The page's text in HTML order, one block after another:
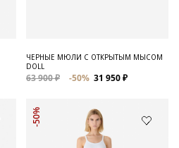
Распродажа
Для нее
ЧЕРНЫЕ МЮЛИ С ОТКРЫТЫМ МЫСОМ
DOLL
63 900 ₽ -50% 31 950 ₽
-50%